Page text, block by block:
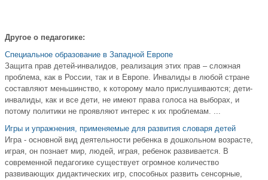
Другое о педагогике:
Специальное образование в Западной Европе
Защита прав детей-инвалидов, реализация этих прав – сложная
проблема, как в России, так и в Европе. Инвалиды в любой стране
составляют меньшинство, к которому мало прислушиваются; дети-
инвалиды, как и все дети, не имеют права голоса на выборах, и
потому политики не проявляют интерес к их проблемам. ...
Игры и упражнения, применяемые для развития словаря детей
Игра - основной вид деятельности ребенка в дошкольном возрасте,
играя, он познает мир, людей, играя, ребенок развивается. В
современной педагогике существует огромное количество
развивающих дидактических игр, способных развить сенсорные,